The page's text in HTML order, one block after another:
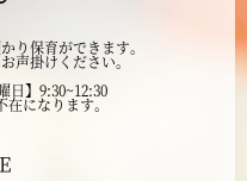
8月
年7月
り保育ができます。
声掛けください。
日】9:30~12:30
になります。